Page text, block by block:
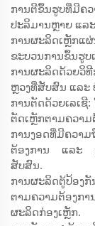
ການຕີຂຶ້ນຮູບທີ່ມີຄ
ປະລິມານຫຼາຍ ແລ
ການຜະລິດເຫຼັກແ
ຂະບວນການຂຶ້ນຮູບ
ການຜະລິດດ້ວຍວິ
ຫຼວງທີ່ສັບສົນ ແລະ
ການຕັດດ້ວຍເລເຊີ
ຕັດເຫຼັກຕາມຄວາມ
ການງອດທີ່ມີຄວ
ຕ້ອງການ ແລະ ງ
ສັບສົນ.
ການຜະລິດຕູ້ປ້ອງ
ຕາມຄວາມຕ້ອງ
ຜະລິດກ່ອງເຫຼັກ.